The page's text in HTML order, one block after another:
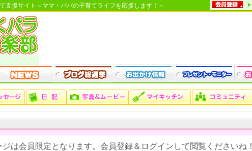
支援サイト～ママ・パパの子育てライフを応援します！～
は会員限定となります。会員登録＆ログインして閲覧くださいね！